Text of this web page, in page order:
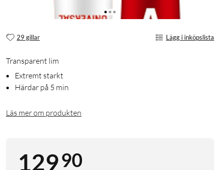
29 gillar Lägg i inköpslista
Transparent lim
Extremt starkt
Härdar på 5 min
Läs mer om produkten
12990